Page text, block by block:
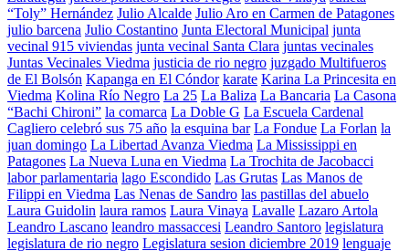
“Toly” Hernández Julio Alcalde Julio Aro en Carmen de Patagones
julio barcena Julio Costantino Junta Electoral Municipal junta
vecinal 915 viviendas junta vecinal Santa Clara juntas vecinales
Juntas Vecinales Viedma justicia de rio negro juzgado Multifueros
de El Bolsón Kapanga en El Cóndor karate Karina La Princesita en
Viedma Kolina Río Negro La 25 La Baliza La Bancaria La Casona
“Bachi Chironi” la comarca La Doble G La Escuela Cardenal
Cagliero celebró sus 75 año la esquina bar La Fondue La Forlan la
juan domingo La Libertad Avanza Viedma La Mississippi en
Patagones La Nueva Luna en Viedma La Trochita de Jacobacci
labor parlamentaria lago Escondido Las Grutas Las Manos de
Filippi en Viedma Las Nenas de Sandro las pastillas del abuelo
Laura Guidolin laura ramos Laura Vinaya Lavalle Lazaro Artola
Leandro Lascano leandro massaccesi Leandro Santoro legislatura
legislatura de rio negro Legislatura sesion diciembre 2019 lenguaje